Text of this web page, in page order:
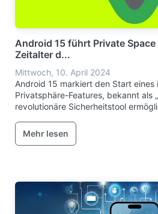
Android 15 führt Private Space
Zeitalter d...
Mittwoch, 10. April 2024
Android 15 markiert den Start eines
Privatsphäre-Features, bekannt als
revolutionäre Sicherheitstool
Mehr lesen